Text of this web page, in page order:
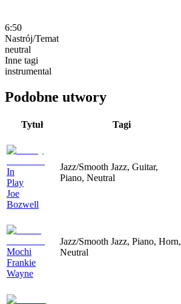
6:50
Nastrój/Temat
neutral
Inne tagi
instrumental
Podobne utwory
Tytuł Tagi
In
Play
Joe
Bozwell
Jazz/Smooth Jazz, Guitar,
Piano, Neutral
Mochi
Frankie
Wayne
Jazz/Smooth Jazz, Piano, Horn,
Neutral